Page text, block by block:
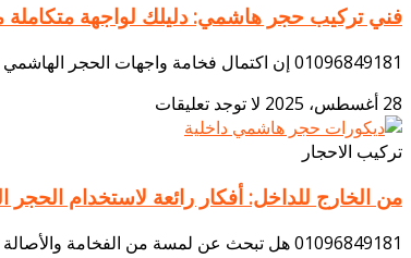
فني تركيب حجر هاشمي: دليلك لواجهة
01096849181 إن اكتمال فخامة واجهات الحجر الهاشمي لا يعتمد على جودة الخامة فحسب، بل يرتبط بشكل أساسي بمدى إتقان ومهارة المُنفّذ. لذا، تقدم شركة المصطفى
28 أغسطس، 2025
لا توجد تعليقات
تركيب الاحجار
من الخارج للداخل: أفكار رائعة لاستخدام
01096849181 هل تبحث عن لمسة من الفخامة والأصالة تضفيها على منزلك؟ شركة المصطفى للديكور تقدم لك الحل الأمثل من خلال ديكورات حجر هاشمي داخلية، التي